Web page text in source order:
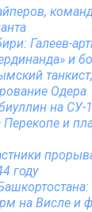
Галеев-
и
Одера
на СУ-
Перекопе и
году
на Висле и